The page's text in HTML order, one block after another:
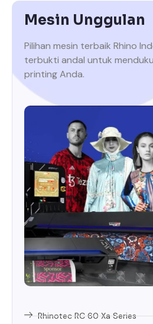
Mesin Unggulan
Pilihan mesin terbaik Rhino
terbukti andal untuk
printing Anda.
Rhinotec RC 60 Xa Series